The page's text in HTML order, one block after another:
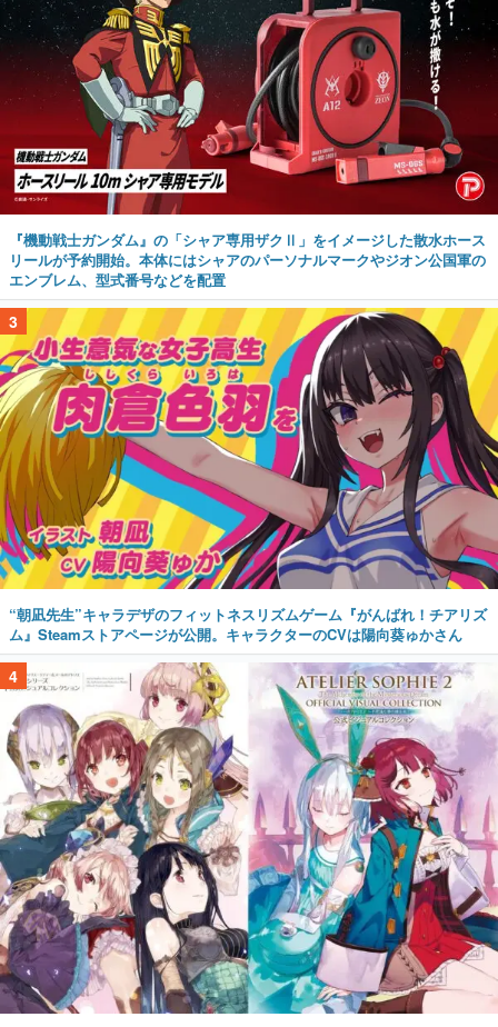
『機動戦士ガンダム』の「シャア専用ザクⅡ」をイメージした散水ホース
リールが予約開始。本体にはシャアのパーソナルマークやジオン公国軍の
エンブレム、型式番号などを配置
3
“朝凪先生”キャラデザのフィットネスリズムゲーム『がんばれ！チアリズ
ム』Steamストアページが公開。キャラクターのCVは陽向葵ゅかさん
4